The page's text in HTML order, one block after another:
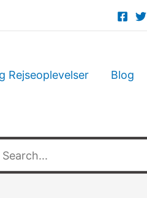
Rejseoplevelser
Blog